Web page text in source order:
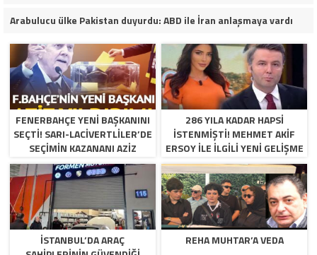
Arabulucu ülke Pakistan duyurdu: ABD ile İran anlaşmaya vardı
FENERBAHÇE YENI BAŞKANINI
SEÇTI! SARI-LACIVERTLILER’DE
SEÇIMIN KAZANANI AZIZ
YILDIRIM OLDU
286 YILA KADAR HAPSI
ISTENMIŞTI! MEHMET AKIF
ERSOY ILE ILGILI YENI GELIŞME
İSTANBUL’DA ARAÇ
REHA MUHTAR’A VEDA